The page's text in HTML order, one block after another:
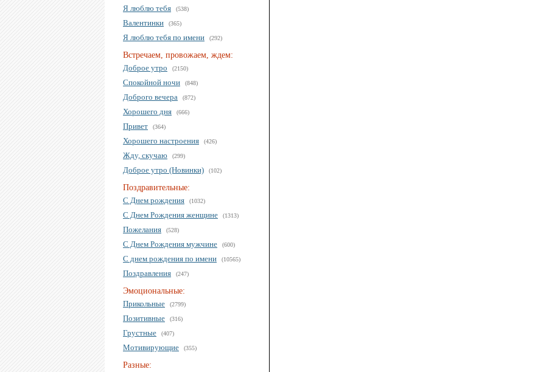
Я люблю тебя (538)
Валентинки (365)
Я люблю тебя по имени (292)
Встречаем, провожаем, ждем:
Доброе утро
(2150)
Спокойной ночи (848)
Доброго вечера (872)
Хорошего дня (666)
Привет (364)
Хорошего настроения (426)
Жду, скучаю (299)
Доброе утро (Новинки) (102)
Поздравительные:
С Днем рождения
(1032)
С Днем Рождения женщине (1313)
Пожелания (528)
С Днем Рождения мужчине (600)
С днем рождения по имени (10565)
Поздравления (247)
Эмоциональные:
Прикольные
(2799)
Позитивные (316)
Грустные (407)
Мотивирующие (355)
Разные: